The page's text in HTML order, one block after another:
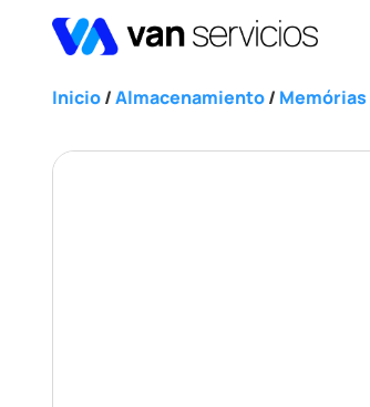
Inicio/Almacenamiento/ Memórias